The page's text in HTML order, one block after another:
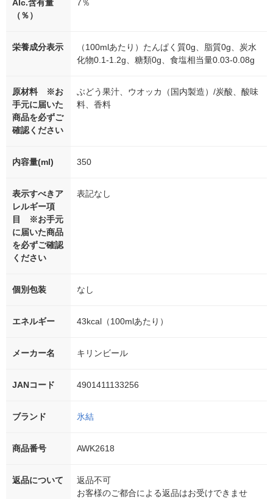
Alc.含有量
（％）
7％
栄養成分表示
（100mlあたり）たんぱく質0g、脂質0g、炭水
化物0.1-1.2g、糖類0g、食塩相当量0.03-0.08g
原材料 ※お
手元に届いた
商品を必ずご
確認ください
ぶどう果汁、ウオッカ（国内製造）/炭酸、酸味
料、香料
内容量(ml) 350
表示すべきア
レルギー項
目 ※お手元
に届いた商品
を必ずご確認
ください
表記なし
個別包装 なし
エネルギー 43kcal（100mlあたり）
メーカー名 キリンビール
JANコード 4901411133256
ブランド 氷結
商品番号 AWK2618
返品について
返品不可
お客様のご都合による返品はお受けできませ